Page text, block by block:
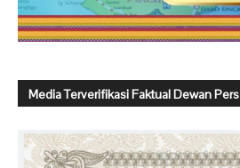
Media Terverifikasi Faktual Dewan Pers